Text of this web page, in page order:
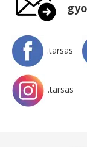
.tarsas
.tarsas